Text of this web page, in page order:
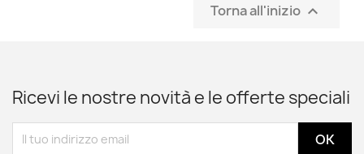
Torna all'inizio 
Ricevi le nostre novità e le offerte speciali